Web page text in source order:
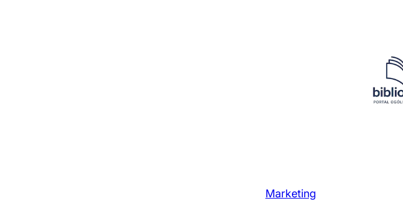
Marketing